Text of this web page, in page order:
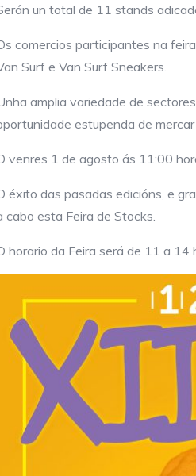
un total de 11 stands
comercios participantes na
Surf e Van Surf Sneakers.
amplia variedade de
estupenda de
venres 1 de agosto ás 11:00
éxito das pasadas edicións, e
cabo esta Feira de Stocks.
horario da Feira será de 11 a